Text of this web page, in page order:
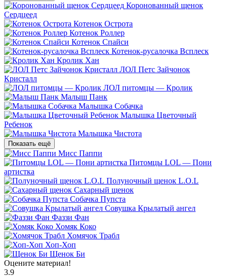
Коронованный щенок
Сердцеед
Котенок Острота
Котенок Роллер
Котенок Спайси
Котенок-русалочка Всплеск
Кролик Хан
ЛОЛ Петс Зайчонок
Кристалл
ЛОЛ питомцы — Кролик
Малыш Панк
Малышка Собачка
Малышка Цветочный
Ребенок
Малышка Чистота
Показать ещё
Мисс Паппи
Питомцы LOL — Пони
артистка
Полуночный щенок L.O.L
Сахарный щенок
Собачка Пупста
Совушка Крылатый ангел
Фаззи Фан
Хомяк Коко
Хомячок Трабл
Хоп-Хоп
Щенок Би
Оцените материал!
3.9